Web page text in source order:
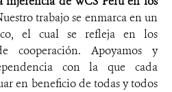
trabajo se enmarca en un
el cual se refleja en los
cooperación. Apoyamos y
con la que cada
en beneficio de todas y todos